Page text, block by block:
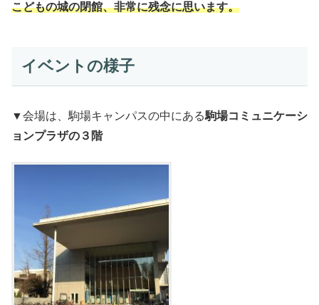
こどもの城の閉館、非常に残念に思います。
イベントの様子
▼会場は、駒場キャンパスの中にある駒場コミュニケーシ
ョンプラザの３階